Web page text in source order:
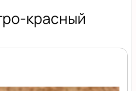
красный